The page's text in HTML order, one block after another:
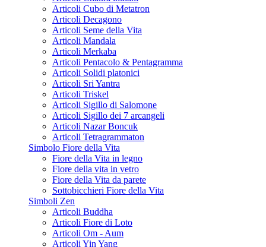
Articoli Cubo di Metatron
Articoli Decagono
Articoli Seme della Vita
Articoli Mandala
Articoli Merkaba
Articoli Pentacolo & Pentagramma
Articoli Solidi platonici
Articoli Sri Yantra
Articoli Triskel
Articoli Sigillo di Salomone
Articoli Sigillo dei 7 arcangeli
Articoli Nazar Boncuk
Articoli Tetragrammaton
Simbolo Fiore della Vita
Fiore della Vita in legno
Fiore della vita in vetro
Fiore della Vita da parete
Sottobicchieri Fiore della Vita
Simboli Zen
Articoli Buddha
Articoli Fiore di Loto
Articoli Om - Aum
Articoli Yin Yang